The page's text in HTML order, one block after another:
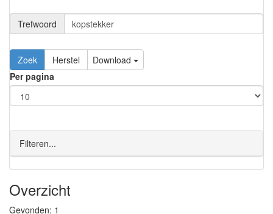
Trefwoord
Download
Per pagina
Filteren...
Overzicht
Gevonden: 1